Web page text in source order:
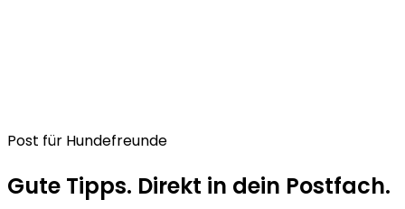
Post für Hundefreunde
Gute Tipps. Direkt in dein Postfach.